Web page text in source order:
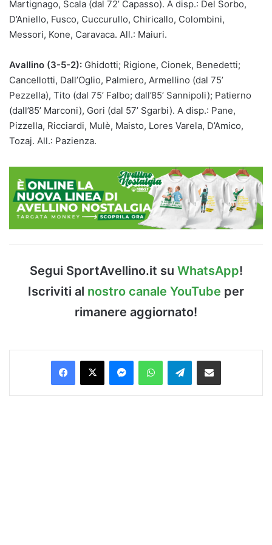
Martignago, Scala (dal 72’ Capasso). A disp.: Del Sorbo,
D’Aniello, Fusco, Cuccurullo, Chiricallo, Colombini,
Messori, Kone, Caravaca. All.: Maiuri.
Avallino (3-5-2): Ghidotti; Rigione, Cionek, Benedetti;
Cancellotti, Dall’Oglio, Palmiero, Armellino (dal 75’
Pezzella), Tito (dal 75’ Falbo; dall’85’ Sannipoli); Patierno
(dall’85’ Marconi), Gori (dal 57’ Sgarbi). A disp.: Pane,
Pizzella, Ricciardi, Mulè, Maisto, Lores Varela, D’Amico,
Tozaj. All.: Pazienza.
Segui SportAvellino.it su WhatsApp!
Iscriviti al nostro canale YouTube per
rimanere aggiornato!
Facebook
X MessengerWhatsAppTelegramCondividi via Email